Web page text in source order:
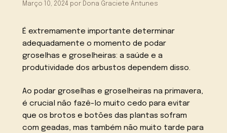
Março 10, 2024 por Dona Graciete Antunes
É extremamente importante determinar
adequadamente o momento de podar
groselhas e groselheiras: a saúde e a
produtividade dos arbustos dependem disso.
Ao podar groselhas e groselheiras na primavera,
é crucial não fazê-lo muito cedo para evitar
que os brotos e botões das plantas sofram
com geadas, mas também não muito tarde para